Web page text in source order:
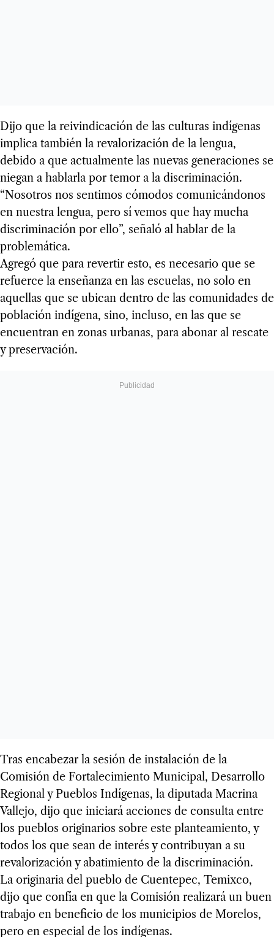
Dijo que la reivindicación de las culturas indígenas
implica también la revalorización de la lengua,
debido a que actualmente las nuevas generaciones se
niegan a hablarla por temor a la discriminación.
“Nosotros nos sentimos cómodos comunicándonos
en nuestra lengua, pero sí vemos que hay mucha
discriminación por ello”, señaló al hablar de la
problemática.
Agregó que para revertir esto, es necesario que se
refuerce la enseñanza en las escuelas, no solo en
aquellas que se ubican dentro de las comunidades de
población indígena, sino, incluso, en las que se
encuentran en zonas urbanas, para abonar al rescate
y preservación.
Tras encabezar la sesión de instalación de la
Comisión de Fortalecimiento Municipal, Desarrollo
Regional y Pueblos Indígenas, la diputada Macrina
Vallejo, dijo que iniciará acciones de consulta entre
los pueblos originarios sobre este planteamiento, y
todos los que sean de interés y contribuyan a su
revalorización y abatimiento de la discriminación.
La originaria del pueblo de Cuentepec, Temixco,
dijo que confía en que la Comisión realizará un buen
trabajo en beneficio de los municipios de Morelos,
pero en especial de los indígenas.